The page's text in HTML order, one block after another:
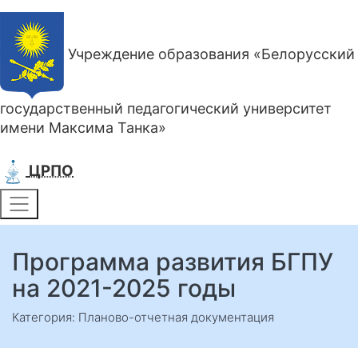
Учреждение образования «Белорусский
государственный педагогический университет
имени Максима Танка»
ЦРПО
Программа развития БГПУ
на 2021-2025 годы
Категория: Планово-отчетная документация